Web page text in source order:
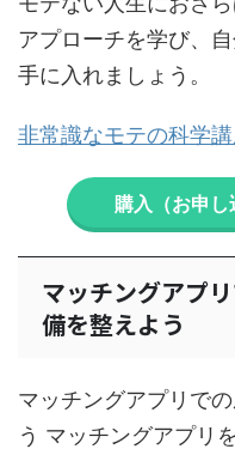
アプローチを学び、
手に入れましょう。
非常識なモテの科学
購入（お申し
マッチングアプ
備を整えよう
マッチングアプリで
う マッチングアプリ